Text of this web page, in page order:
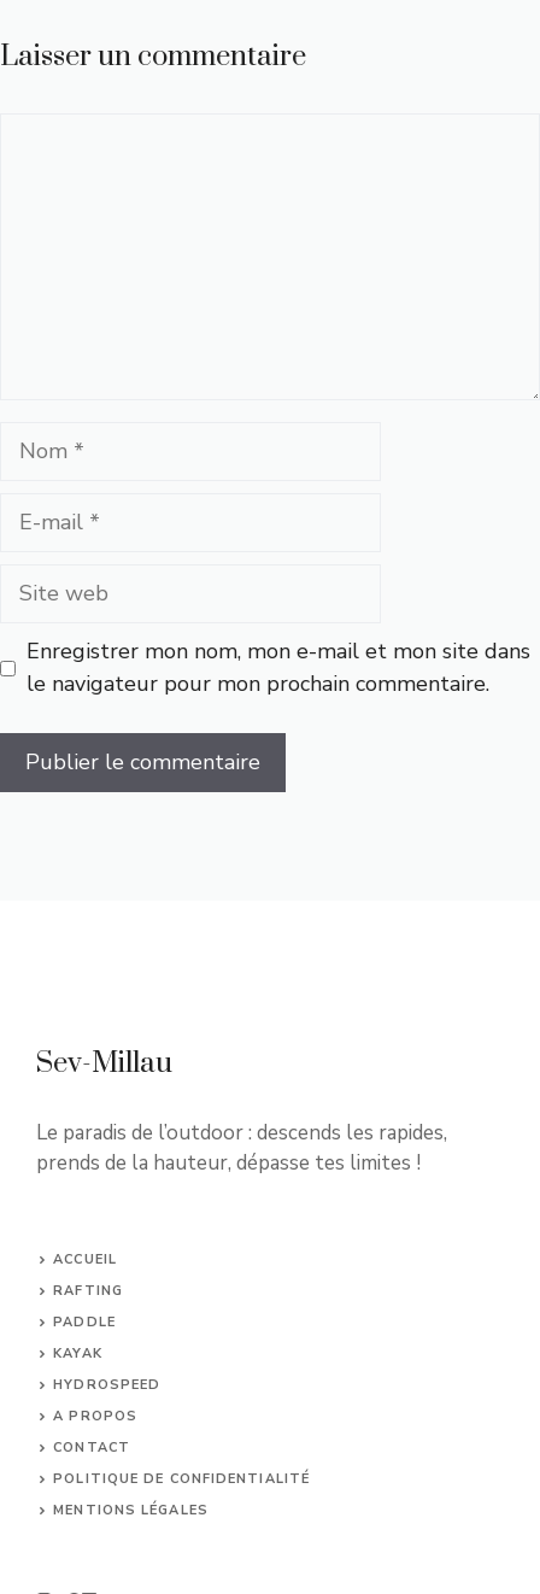
Laisser un commentaire
Nom
Site
Enregistrer mon nom, mon e-mail et mon site dans
le navigateur pour mon prochain commentaire.
Sev-Millau
Le paradis de l’outdoor : descends les rapides,
prends de la hauteur, dépasse tes limites !
ACCUEIL
RAFTING
PADDLE
KAYAK
HYDROSPEED
A PROPOS
CONTACT
POLITIQUE DE CONFIDENTIALITÉ
MENTIONS LÉGALES